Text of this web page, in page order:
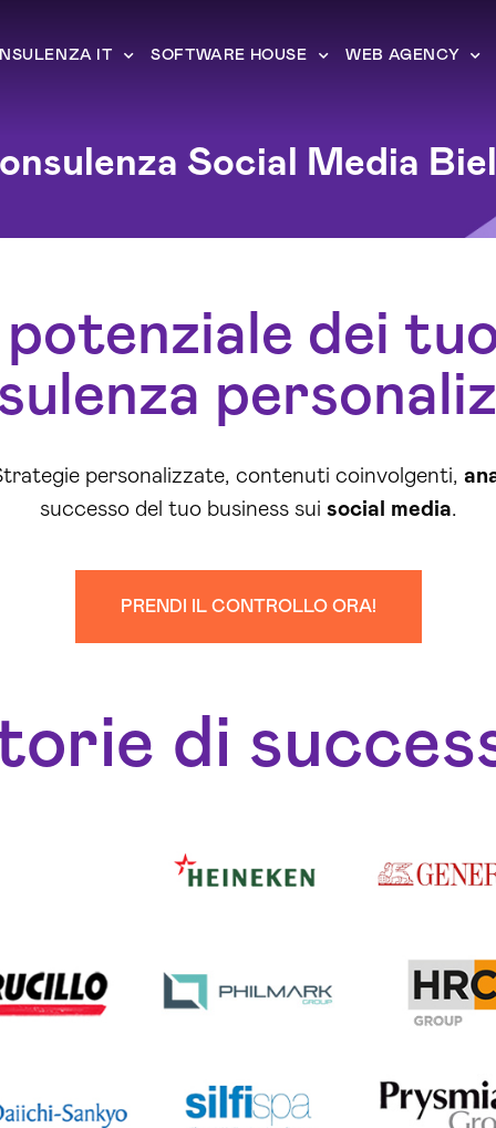
IT SOFTWARE HOUSE WEB AGENCY
Social Media
dei
personalizzate, contenuti coinvolgenti,
successo del tuo business sui social media.
PRENDI IL CONTROLLO ORA!
di